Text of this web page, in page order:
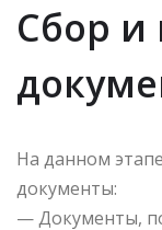
Сбор и
На данном
документы:
— Документы,